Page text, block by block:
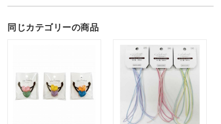
同じカテゴリーの商品